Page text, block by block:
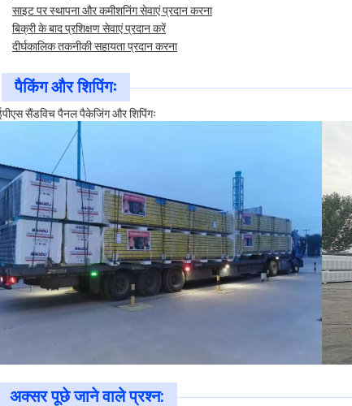
साइट पर स्थापना और कमीशनिंग सेवाएं प्रदान करना
बिक्री के बाद प्रशिक्षण सेवाएं प्रदान करें
दीर्घकालिक तकनीकी सहायता प्रदान करना
पैकिंग और शिपिंगः
सैंडविच पैनल पैकेजिंग और शिपिंगः
अक्सर पूछे जाने वाले प्रश्न: